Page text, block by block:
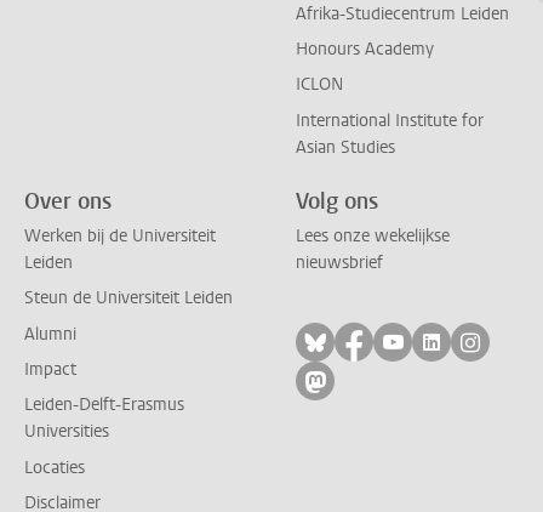
Afrika-Studiecentrum Leiden
Honours Academy
ICLON
International Institute for
Asian Studies
Over ons
Werken bij de Universiteit
Leiden
Steun de Universiteit Leiden
Alumni
Impact
Leiden-Delft-Erasmus
Universities
Locaties
Disclaimer
Volg ons
Lees onze wekelijkse
nieuwsbrief
Volg ons op bluesky
Volg ons op
Volg ons op
Volg ons
Volg
Volg ons op mastodon